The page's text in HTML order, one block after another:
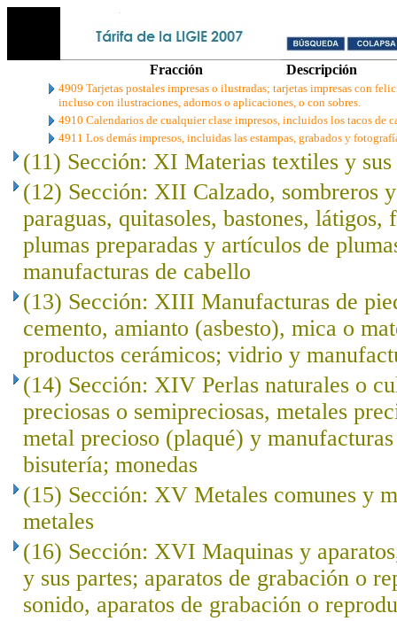
Fracción Descripción
4909 Tarjetas postales impresas o ilustradas; tarjetas impresas con
incluso con ilustraciones, adornos o aplicaciones, o con sobres.
4910 Calendarios de cualquier clase impresos, incluidos los tacos de
4911 Los demás impresos, incluidas las estampas, grabados y
(11) Sección: XI Materias textiles y sus
(12) Sección: XII Calzado, sombreros
paraguas, quitasoles, bastones, látigos,
plumas preparadas y artículos de
manufacturas de cabello
(13) Sección: XIII Manufacturas de
cemento, amianto (asbesto), mica o
productos cerámicos; vidrio y
(14) Sección: XIV Perlas naturales o
preciosas o semipreciosas, metales
metal precioso (plaqué) y
bisutería; monedas
(15) Sección: XV Metales comunes y
metales
(16) Sección: XVI Maquinas y
y sus partes; aparatos de grabación o
sonido, aparatos de grabación o